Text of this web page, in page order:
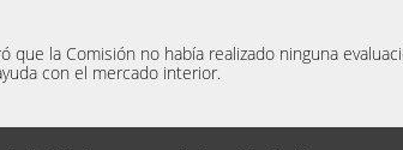
que la Comisión no había realizado ninguna
con el mercado interior.